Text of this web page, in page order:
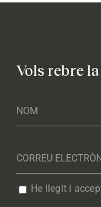
Vols rebre
He llegit i